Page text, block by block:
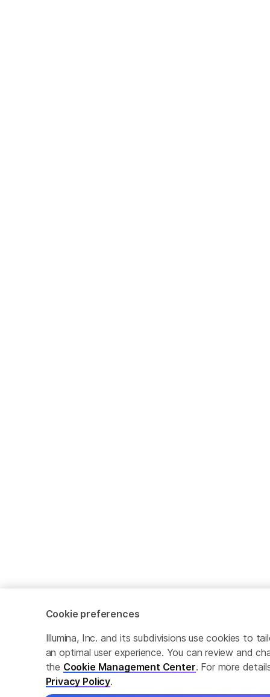
Cookie preferences
Illumina, Inc. and its subdivisions use cookies to
an optimal user experience. You can review and
the Cookie Management Center. For more
Privacy Policy.